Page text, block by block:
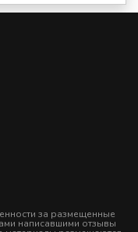
за размещенные
написавшими отзывы